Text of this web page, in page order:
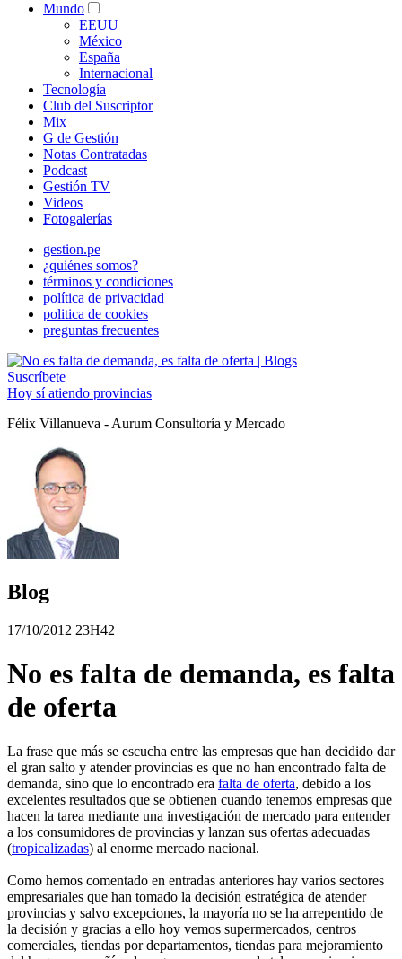
Mundo
EEUU
México
España
Internacional
Tecnología
Club del Suscriptor
Mix
G de Gestión
Notas Contratadas
Podcast
Gestión TV
Videos
Fotogalerías
gestion.pe
¿quiénes somos?
términos y condiciones
política de privacidad
politica de cookies
preguntas frecuentes
Suscríbete
Hoy sí atiendo provincias
Félix Villanueva - Aurum Consultoría y Mercado
Blog
17/10/2012 23H42
No es falta de demanda, es falta
de oferta
La frase que más se escucha entre las empresas que han decidido dar
el gran salto y atender provincias es que no han encontrado falta de
demanda, sino que lo encontrado era falta de oferta, debido a los
excelentes resultados que se obtienen cuando tenemos empresas que
hacen la tarea mediante una investigación de mercado para entender
a los consumidores de provincias y lanzan sus ofertas adecuadas
(tropicalizadas) al enorme mercado nacional.
Como hemos comentado en entradas anteriores hay varios sectores
empresariales que han tomado la decisión estratégica de atender
provincias y salvo excepciones, la mayoría no se ha arrepentido de
la decisión y gracias a ello hoy vemos supermercados, centros
comerciales, tiendas por departamentos, tiendas para mejoramiento